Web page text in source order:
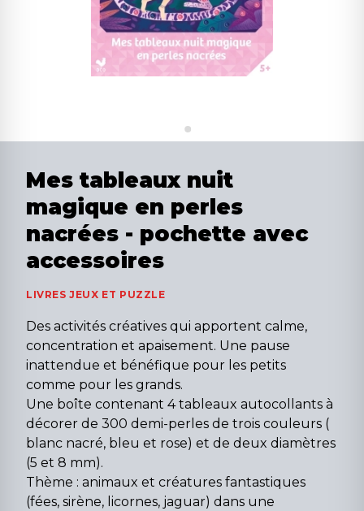
Mes tableaux nuit
magique en perles
nacrées - pochette avec
accessoires
LIVRES JEUX ET PUZZLE
Des activités créatives qui apportent calme,
concentration et apaisement. Une pause
inattendue et bénéfique pour les petits
comme pour les grands.
Une boîte contenant 4 tableaux autocollants à
décorer de 300 demi-perles de trois couleurs (
blanc nacré, bleu et rose) et de deux diamètres
(5 et 8 mm).
Thème : animaux et créatures fantastiques
(fées, sirène, licornes, jaguar) dans une